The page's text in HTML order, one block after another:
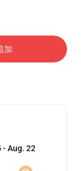
加
- Aug. 22